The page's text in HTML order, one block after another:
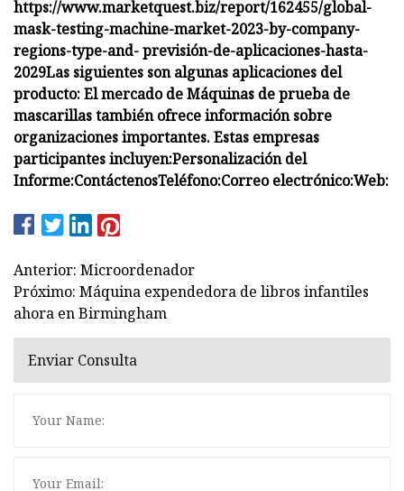
https://www.marketquest.biz/report/162455/global-
mask-testing-machine-market-2023-by-company-
regions-type-and- previsión-de-aplicaciones-hasta-
2029Las siguientes son algunas aplicaciones del
producto:El mercado de Máquinas de prueba de
mascarillas también ofrece información sobre
organizaciones importantes. Estas empresas
participantes incluyen:Personalización del
Informe:ContáctenosTeléfono:Correo electrónico:Web:
Anterior: Microordenador
Próximo: Máquina expendedora de libros infantiles
ahora en Birmingham
Enviar Consulta